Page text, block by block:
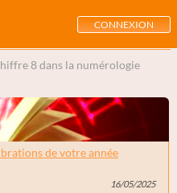
CONNEXION
8 dans la numérologie
de votre année
16/05/2025